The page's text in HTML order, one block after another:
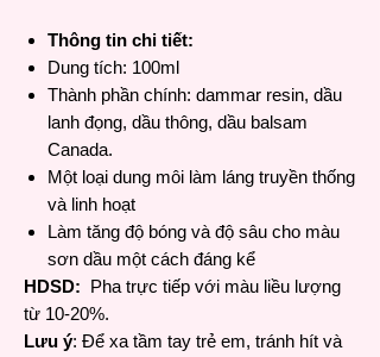
Thông tin chi tiết:
Dung tích: 100ml
Thành phần chính: dammar resin, dầu
lanh đọng, dầu thông, dầu balsam
Canada.
Một loại dung môi làm láng truyền thống
và linh hoạt
Làm tăng độ bóng và độ sâu cho màu
sơn dầu một cách đáng kể
HDSD: Pha trực tiếp với màu liều lượng
từ 10-20%.
Lưu ý: Để xa tầm tay trẻ em, tránh hít và